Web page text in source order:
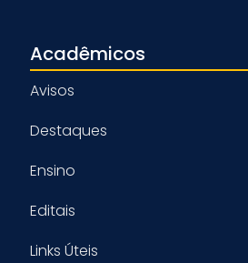
Acadêmicos
Avisos
Destaques
Ensino
Editais
Links Úteis